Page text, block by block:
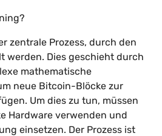
zentrale Prozess, durch den
werden. Dies geschieht durch
mathematische
neue Bitcoin-Blöcke zur
Um dies zu tun, müssen
Hardware verwenden und
einsetzen. Der Prozess ist